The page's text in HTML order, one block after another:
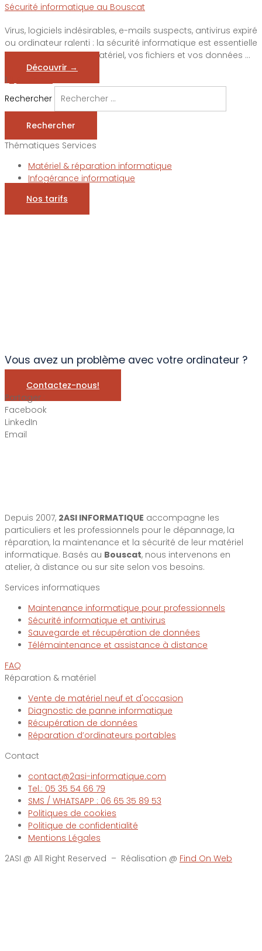
Sécurité informatique au Bouscat
Virus, logiciels indésirables, e-mails suspects, antivirus expiré
ou ordinateur ralenti : la sécurité informatique est essentielle
pour protéger votre matériel, vos fichiers et vos données ...
Découvrir →
1
Rechercher
Rechercher
Thématiques Services
Matériel & réparation informatique
Infogérance informatique
Nos tarifs
Vous avez un problème avec votre ordinateur ?
Contactez-nous!
Partager :
Facebook
LinkedIn
Email
Depuis 2007, 2ASI INFORMATIQUE accompagne les
particuliers et les professionnels pour le dépannage, la
réparation, la maintenance et la sécurité de leur matériel
informatique. Basés au Bouscat, nous intervenons en
atelier, à distance ou sur site selon vos besoins.
Services informatiques
Maintenance informatique pour professionnels
Sécurité informatique et antivirus
Sauvegarde et récupération de données
Télémaintenance et assistance à distance
FAQ
Réparation & matériel
Vente de matériel neuf et d'occasion
Diagnostic de panne informatique
Récupération de données
Réparation d’ordinateurs portables
Contact
contact@2asi-informatique.com
Tel.: 05 35 54 66 79
SMS / WHATSAPP : 06 65 35 89 53
Politiques de cookies
Politique de confidentialité
Mentions Légales
2ASI @ All Right Reserved – Réalisation @ Find On Web